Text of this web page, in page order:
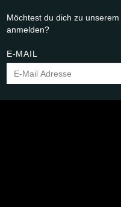
Möchtest du dich zu unserem
anmelden?
E-MAIL